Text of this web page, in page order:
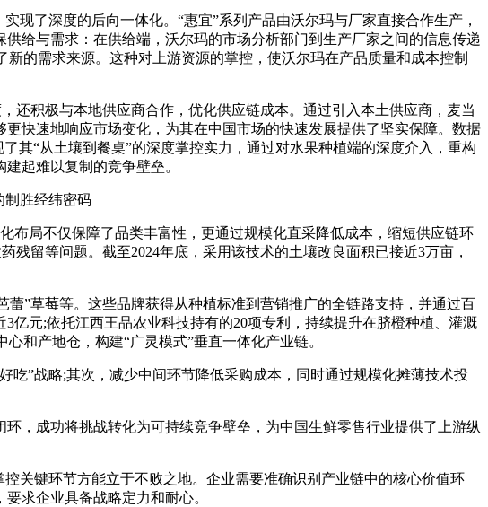
了深度的后向一体化。“惠宜”系列产品由沃尔玛与厂家直接合作生产，
给与需求：在供给端，沃尔玛的市场分析部门到生产厂家之间的信息传递
的需求来源。这种对上游资源的掌控，使沃尔玛在产品质量和成本控制
积极与本地供应商合作，优化供应链成本。通过引入本土供应商，麦当
快速地响应市场变化，为其在中国市场的快速发展提供了坚实保障。数据
其“从土壤到餐桌”的深度掌控实力，通过对水果种植端的深度介入，重构
起难以复制的竞争壁垒。
局不仅保障了品类丰富性，更通过规模化直采降低成本，缩短供应链环
留等问题。截至2024年底，采用该技术的土壤改良面积已接近3万亩，
”草莓等。这些品牌获得从种植标准到营销推广的全链路支持，并通过百
亿元;依托江西王品农业科技持有的20项专利，持续提升在脐橙种植、灌溉
和产地仓，构建“广灵模式”垂直一体化产业链。
”战略;其次，减少中间环节降低采购成本，同时通过规模化摊薄技术投
成功将挑战转化为可持续竞争壁垒，为中国生鲜零售行业提供了上游纵
键环节方能立于不败之地。企业需要准确识别产业链中的核心价值环
求企业具备战略定力和耐心。